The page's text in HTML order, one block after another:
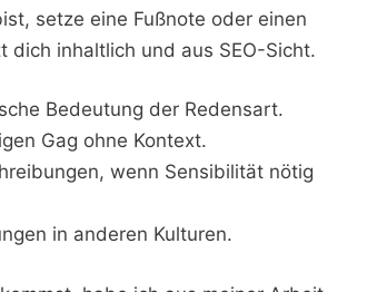
setze eine ⁣Fußnote oder einen
‍dich inhaltlich und aus SEO-Sicht.
Bedeutung der Redensart.
⁤Gag ohne⁣ Kontext.
wenn Sensibilität nötig
in anderen Kulturen.